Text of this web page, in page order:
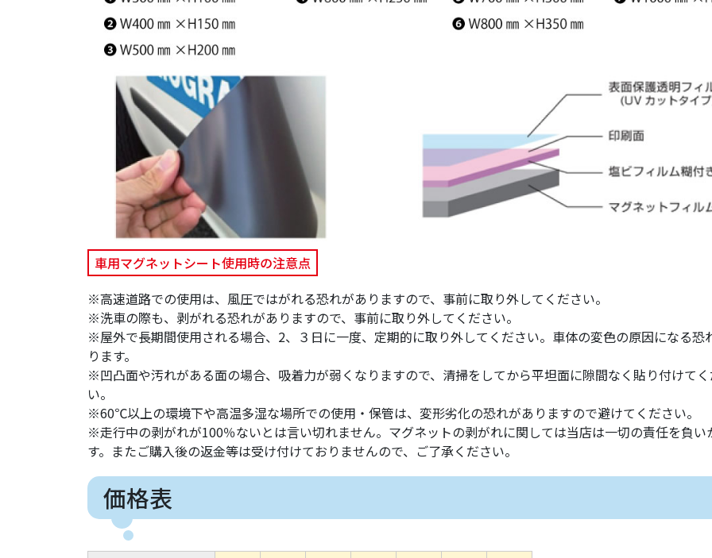
車用マグネットシート使用時の注意点
※高速道路での使用は、風圧ではがれる恐れがありますので、事前に取り外してください。
※洗車の際も、剥がれる恐れがありますので、事前に取り外してください。
※屋外で長期間使用される場合、2、３日に一度、定期的に取り外してください。車体の変色の原因になる恐
ります。
※凹凸面や汚れがある面の場合、吸着力が弱くなりますので、清掃をしてから平坦面に隙間なく貼り付けてく
い。
※60℃以上の環境下や高温多湿な場所での使用・保管は、変形劣化の恐れがありますので避けてください。
※走行中の剥がれが100％ないとは言い切れません。マグネットの剥がれに関しては当店は一切の責任を負い
す。またご購入後の返金等は受け付けておりませんので、ご了承ください。
価格表